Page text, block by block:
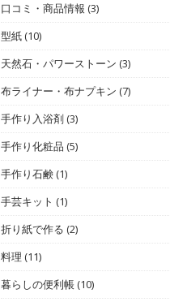
口コミ・商品情報 (3)
型紙(10)
天然石・パワーストーン (3)
布ライナー・布ナプキン (7)
手作り入浴剤(3)
手作り化粧品 (5)
手作り石鹸(1)
手芸キット (1)
折り紙で作る (2)
料理 (11)
暮らしの便利帳(10)